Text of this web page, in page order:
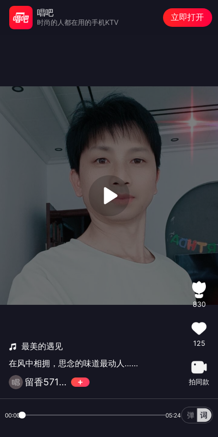
最美的遇见
在风中相拥，思念的味道最动人……
留香571(拒币)
830
125
拍同款
00:00 05:24
唱吧
时尚的人都在用的手机KTV
立即打开